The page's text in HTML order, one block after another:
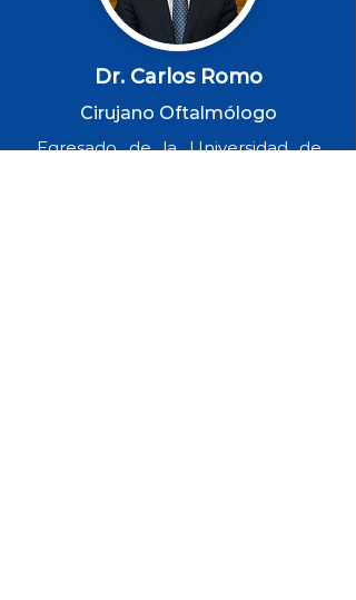
Dr. Carlos Romo
Cirujano Oftalmólogo
Egresado de la Universidad de